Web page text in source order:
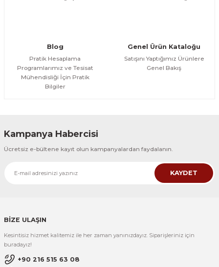
Blog
Pratik Hesaplama
Programlarımız ve Tesisat
Mühendisliği İçin Pratik
Bilgiler
Genel Ürün Kataloğu
Satışını Yaptığımız Ürünlere
Genel Bakış
Kampanya Habercisi
Ücretsiz e-bültene kayıt olun kampanyalardan faydalanın.
KAYDET
BİZE ULAŞIN
Kesintisiz hizmet kalitemiz ile her zaman yanınızdayız. Siparişleriniz için
buradayız!
+90 216 515 63 08